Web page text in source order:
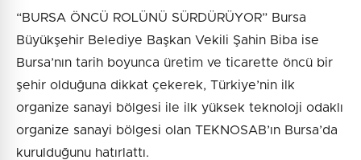
“BURSA ÖNCÜ ROLÜNÜ SÜRDÜRÜYOR” Bursa
Büyükşehir Belediye Başkan Vekili Şahin Biba ise
Bursa’nın tarih boyunca üretim ve ticarette öncü bir
şehir olduğuna dikkat çekerek, Türkiye’nin ilk
organize sanayi bölgesi ile ilk yüksek teknoloji odaklı
organize sanayi bölgesi olan TEKNOSAB’ın Bursa’da
kurulduğunu hatırlattı.